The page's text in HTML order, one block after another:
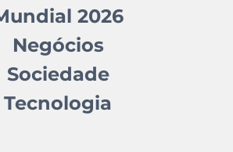
2026
Negócios
Sociedade
Tecnologia